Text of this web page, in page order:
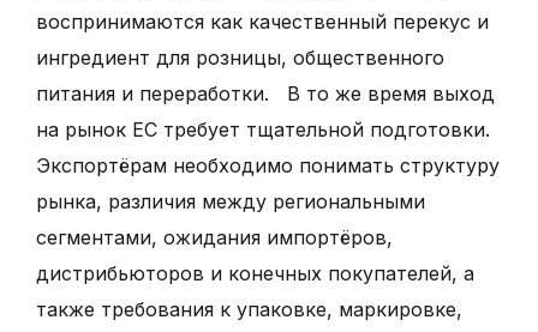
воспринимаются как качественный перекус и
ингредиент для розницы, общественного
питания и переработки. В то же время выход
на рынок ЕС требует тщательной подготовки.
Экспортёрам необходимо понимать структуру
рынка, различия между региональными
сегментами, ожидания импортёров,
дистрибьюторов и конечных покупателей, а
также требования к упаковке, маркировке,